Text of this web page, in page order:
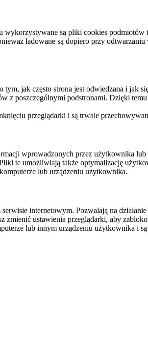
są pliki cookies podmiotów
ładowane są dopiero przy
jak często strona jest odwiedzana i jak
poszczególnymi podstronami. Dzięki
przeglądarki i są trwale
wprowadzonych przez użytkownika
te umożliwiają także optymalizację
lub urządzeniu użytkownika.
internetowym. Pozwalają na
zmienić ustawienia przeglądarki, aby
lub innym urządzeniu użytkownika i